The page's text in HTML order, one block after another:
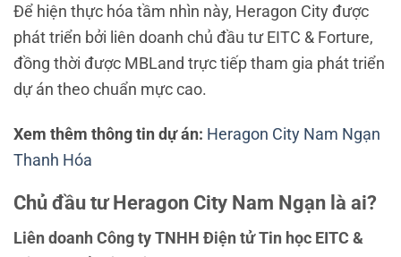
Để hiện thực hóa tầm nhìn này, Heragon City được
phát triển bởi liên doanh chủ đầu tư EITC & Forture,
đồng thời được MBLand trực tiếp tham gia phát triển
dự án theo chuẩn mực cao.
Xem thêm thông tin dự án: Heragon City Nam Ngạn
Thanh Hóa
Chủ đầu tư Heragon City Nam Ngạn là ai?
Liên doanh Công ty TNHH Điện tử Tin học EITC &